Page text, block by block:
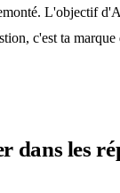
L'objectif
c'est ta
dans les